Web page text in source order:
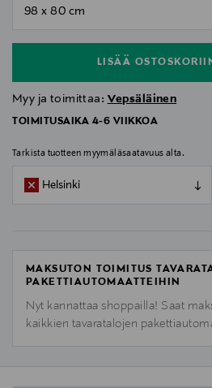
LISÄÄ
Myy ja toimittaa: Vepsäläinen
TOIMITUSAIKA 4-6 VIIKKOA
Tarkista tuotteen myymäläsaatavuus alta.
Helsinki
MAKSUTON TOIMITUS
PAKETTIAUTOMAATTEIHIN
Nyt kannattaa shoppailla! Saat
kaikkien tavaratalojen